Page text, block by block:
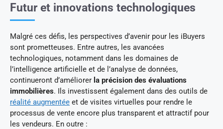
Futur et innovations technologiques
Malgré ces défis, les perspectives d’avenir pour les iBuyers
sont prometteuses. Entre autres, les avancées
technologiques, notamment dans les domaines de
l’intelligence artificielle et de l’analyse de données,
continueront d’améliorer la précision des évaluations
immobilières. Ils investissent également dans des outils de
réalité augmentée et de visites virtuelles pour rendre le
processus de vente encore plus transparent et attractif pour
les vendeurs. En outre :